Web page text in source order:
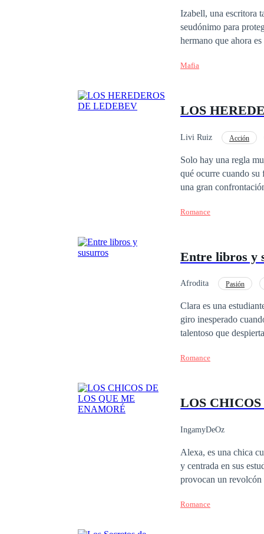
Izabell, una escritora
seudónimo para
hermano que ahora es
antiguo amor, ahora
Mafia
LOS
Livi Ruiz Acción
Solo hay una regla
qué ocurre cuando su
una gran
Romance
Entre libros y
Afrodita Pasión
Clara es una
giro inesperado
talentoso que
Romance
LOS
IngamyDeOz
Alexa, es una chica
y centrada en sus
provocan un revolcón en su vida. No cree en el amor, pero el destino
jamás pensó
Romance